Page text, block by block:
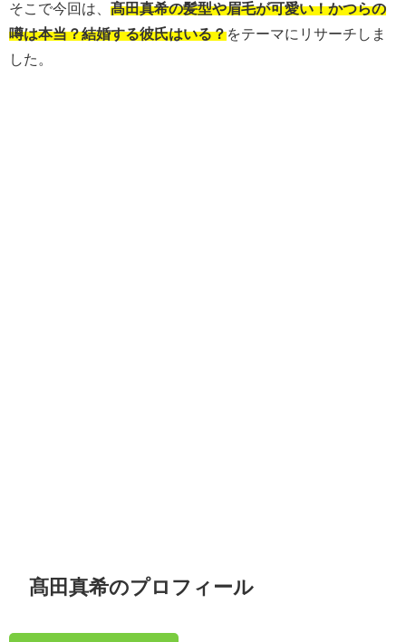
そこで今回は、 髙田真希の髪型や眉毛が可愛い！かつらの
噂は本当？結婚する彼氏はいる？をテーマにリサーチしま
した。
髙田真希のプロフィール